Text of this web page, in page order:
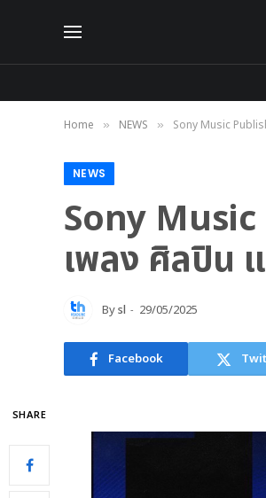
Home » NEWS » Sony Music
NEWS
Sony Music
เพลง ศิลปิน
Bysl 29/05/2025
Facebook
SHARE